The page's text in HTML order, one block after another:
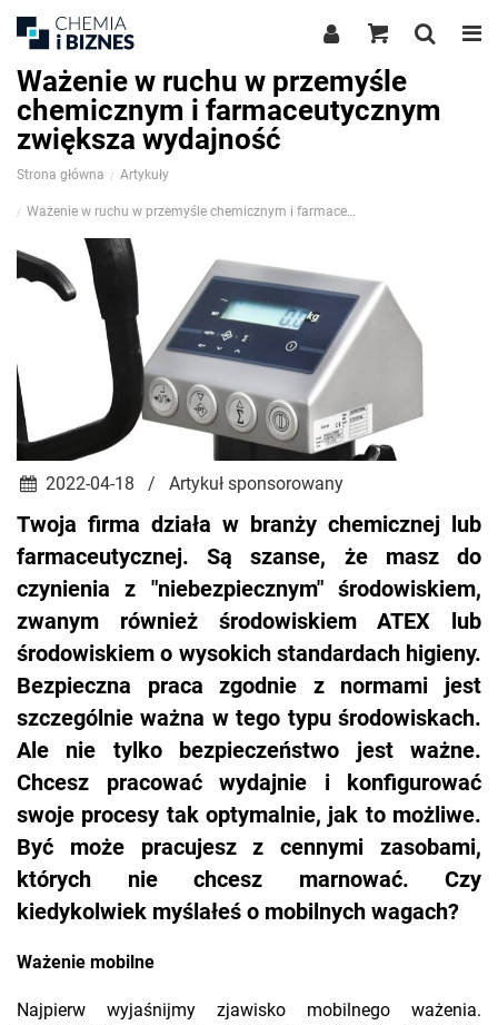
Ważenie w ruchu w przemyśle
chemicznym i farmaceutycznym
zwiększa wydajność
Strona główna Artykuły
Ważenie w ruchu w przemyśle chemicznym i farmaceutycznym zwiększa wydajność
2022-04-18 / Artykuł sponsorowany
Twoja firma działa w branży chemicznej lub
farmaceutycznej. Są szanse, że masz do
czynienia z "niebezpiecznym" środowiskiem,
zwanym również środowiskiem ATEX lub
środowiskiem o wysokich standardach higieny.
Bezpieczna praca zgodnie z normami jest
szczególnie ważna w tego typu środowiskach.
Ale nie tylko bezpieczeństwo jest ważne.
Chcesz pracować wydajnie i konfigurować
swoje procesy tak optymalnie, jak to możliwe.
Być może pracujesz z cennymi zasobami,
których nie chcesz marnować. Czy
kiedykolwiek myślałeś o mobilnych wagach?
Ważenie mobilne
Najpierw wyjaśnijmy zjawisko mobilnego ważenia.